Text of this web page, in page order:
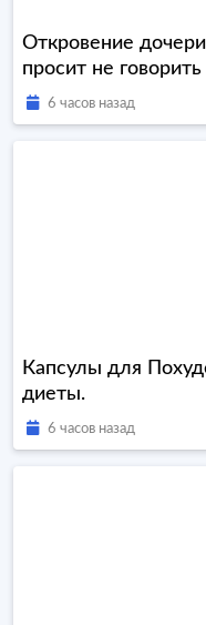
Откровение
просит не говорить
6 часов назад
Капсулы для
диеты.
6 часов назад